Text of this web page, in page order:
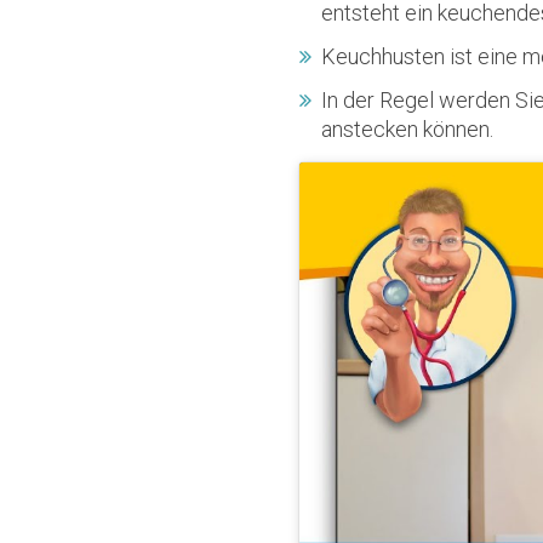
entsteht ein
Keuchhusten ist eine
In der Regel werden
anstecken können.